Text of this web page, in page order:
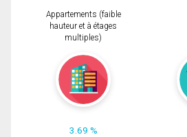
Appartements (faible
hauteur et à étages
multiples)
3.69 %